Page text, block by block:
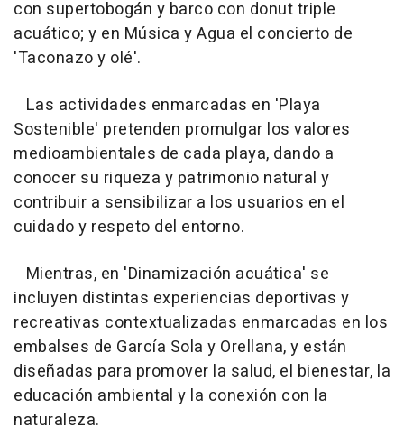
con supertobogán y barco con donut triple
acuático; y en Música y Agua el concierto de
'Taconazo y olé'.
Las actividades enmarcadas en 'Playa
Sostenible' pretenden promulgar los valores
medioambientales de cada playa, dando a
conocer su riqueza y patrimonio natural y
contribuir a sensibilizar a los usuarios en el
cuidado y respeto del entorno.
Mientras, en 'Dinamización acuática' se
incluyen distintas experiencias deportivas y
recreativas contextualizadas enmarcadas en los
embalses de García Sola y Orellana, y están
diseñadas para promover la salud, el bienestar, la
educación ambiental y la conexión con la
naturaleza.